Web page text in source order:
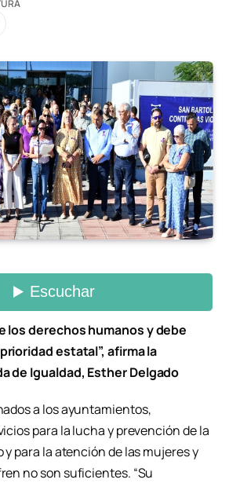
los derechos humanos y debe
estatal”, afirma la
de Igualdad, Esther Delgado
a los ayuntamientos,
para la lucha y prevención de la
para la atención de las mujeres y
no son suficientes. “Su